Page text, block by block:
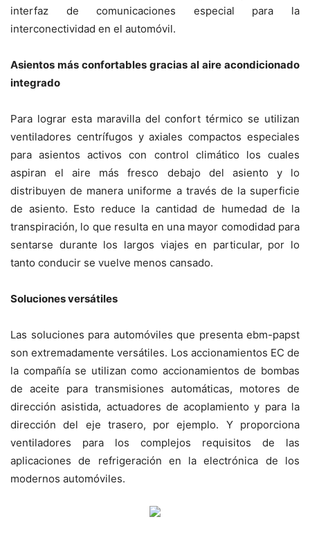
interfaz de comunicaciones especial para la
interconectividad en el automóvil.
Asientos más confortables gracias al aire acondicionado
integrado
Para lograr esta maravilla del confort térmico se utilizan
ventiladores centrífugos y axiales compactos especiales
para asientos activos con control climático los cuales
aspiran el aire más fresco debajo del asiento y lo
distribuyen de manera uniforme a través de la superficie
de asiento. Esto reduce la cantidad de humedad de la
transpiración, lo que resulta en una mayor comodidad para
sentarse durante los largos viajes en particular, por lo
tanto conducir se vuelve menos cansado.
Soluciones versátiles
Las soluciones para automóviles que presenta ebm-papst
son extremadamente versátiles. Los accionamientos EC de
la compañía se utilizan como accionamientos de bombas
de aceite para transmisiones automáticas, motores de
dirección asistida, actuadores de acoplamiento y para la
dirección del eje trasero, por ejemplo. Y proporciona
ventiladores para los complejos requisitos de las
aplicaciones de refrigeración en la electrónica de los
modernos automóviles.